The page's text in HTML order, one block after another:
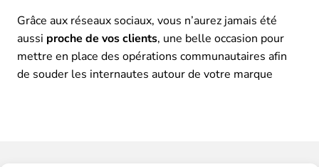
Grâce aux réseaux sociaux, vous n’aurez jamais été
aussi proche de vos clients, une belle occasion pour
mettre en place des opérations communautaires afin
de souder les internautes autour de votre marque